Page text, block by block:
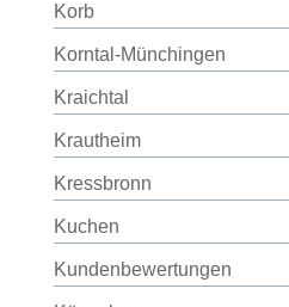
Korb
Korntal-Münchingen
Kraichtal
Krautheim
Kressbronn
Kuchen
Kundenbewertungen